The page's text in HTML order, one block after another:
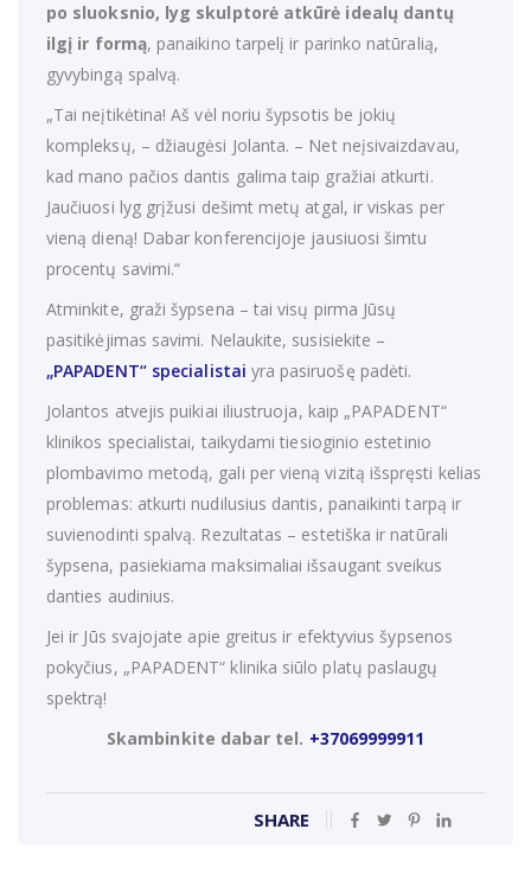
po sluoksnio, lyg skulptorė atkūrė idealų dantų
ilgį ir formą, panaikino tarpelį ir parinko natūralią,
gyvybingą spalvą.
„Tai neįtikėtina! Aš vėl noriu šypsotis be jokių
kompleksų, – džiaugėsi Jolanta. – Net neįsivaizdavau,
kad mano pačios dantis galima taip gražiai atkurti.
Jaučiuosi lyg grįžusi dešimt metų atgal, ir viskas per
vieną dieną! Dabar konferencijoje jausiuosi šimtu
procentų savimi.“
Atminkite, graži šypsena – tai visų pirma Jūsų
pasitikėjimas savimi. Nelaukite, susisiekite –
„PAPADENT“ specialistai yra pasiruošę padėti.
Jolantos atvejis puikiai iliustruoja, kaip „PAPADENT“
klinikos specialistai, taikydami tiesioginio estetinio
plombavimo metodą, gali per vieną vizitą išspręsti kelias
problemas: atkurti nudilusius dantis, panaikinti tarpą ir
suvienodinti spalvą. Rezultatas – estetiška ir natūrali
šypsena, pasiekiama maksimaliai išsaugant sveikus
danties audinius.
Jei ir Jūs svajojate apie greitus ir efektyvius šypsenos
pokyčius, „PAPADENT“ klinika siūlo platų paslaugų
spektrą!
Skambinkite dabar tel. +37069999911
SHARE